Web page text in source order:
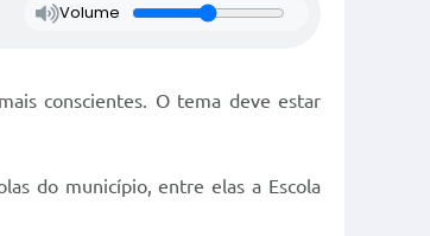
Volume
conscientes. O tema deve estar
do município, entre elas a Escola